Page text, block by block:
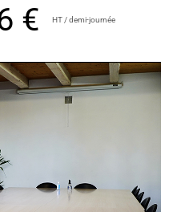
€ HT / demi-journée